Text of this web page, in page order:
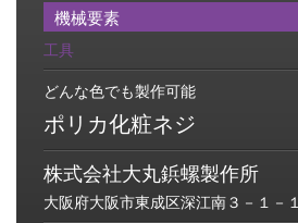
機械要素
工具
どんな色でも製作可能
ポリカ化粧ネジ
株式会社大丸鋲螺製作所
大阪府大阪市東成区深江南３－１－